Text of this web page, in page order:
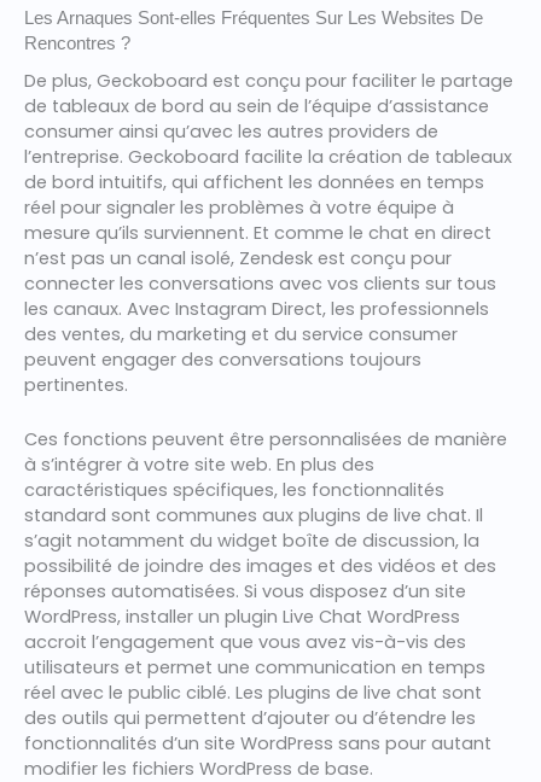
Les Arnaques Sont-elles Fréquentes Sur Les Websites De
Rencontres ?
De plus, Geckoboard est conçu pour faciliter le partage
de tableaux de bord au sein de l’équipe d’assistance
consumer ainsi qu’avec les autres providers de
l’entreprise. Geckoboard facilite la création de tableaux
de bord intuitifs, qui affichent les données en temps
réel pour signaler les problèmes à votre équipe à
mesure qu’ils surviennent. Et comme le chat en direct
n’est pas un canal isolé, Zendesk est conçu pour
connecter les conversations avec vos clients sur tous
les canaux. Avec Instagram Direct, les professionnels
des ventes, du marketing et du service consumer
peuvent engager des conversations toujours
pertinentes.
Ces fonctions peuvent être personnalisées de manière
à s’intégrer à votre site web. En plus des
caractéristiques spécifiques, les fonctionnalités
standard sont communes aux plugins de live chat. Il
s’agit notamment du widget boîte de discussion, la
possibilité de joindre des images et des vidéos et des
réponses automatisées. Si vous disposez d’un site
WordPress, installer un plugin Live Chat WordPress
accroit l’engagement que vous avez vis-à-vis des
utilisateurs et permet une communication en temps
réel avec le public ciblé. Les plugins de live chat sont
des outils qui permettent d’ajouter ou d’étendre les
fonctionnalités d’un site WordPress sans pour autant
modifier les fichiers WordPress de base.